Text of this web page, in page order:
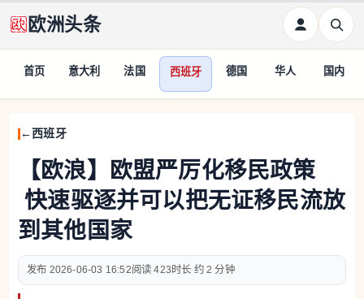
欧洲头条
首页 意大利 法国 西班牙 德国 华人 国内
西班牙
【欧浪】欧盟严厉化移民政策
快速驱逐并可以把无证移民流放
到其他国家
2026-06-03 16:52 423 约 2 分钟